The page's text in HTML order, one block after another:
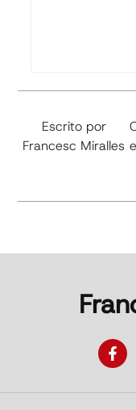
Escrito por
Francesc Miralles